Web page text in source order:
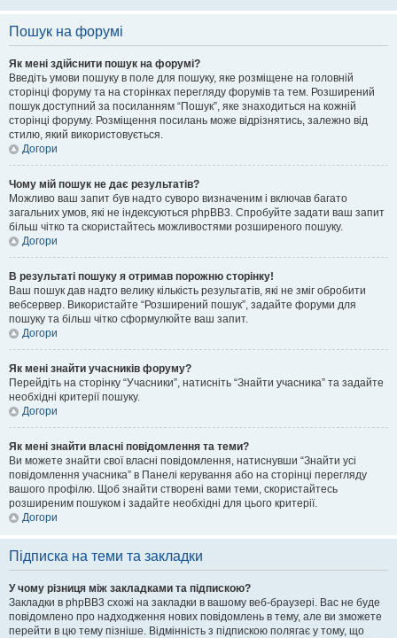
Пошук на форумі
Як мені здійснити пошук на форумі?
Введіть умови пошуку в поле для пошуку, яке розміщене на головній
сторінці форуму та на сторінках перегляду форумів та тем. Розширений
пошук доступний за посиланням “Пошук”, яке знаходиться на кожній
сторінці форуму. Розміщення посилань може відрізнятись, залежно від
стилю, який використовується.
Догори
Чому мій пошук не дає результатів?
Можливо ваш запит був надто суворо визначеним і включав багато
загальних умов, які не індексуються phpBB3. Спробуйте задати ваш запит
більш чітко та скористайтесь можливостями розширеного пошуку.
Догори
В результаті пошуку я отримав порожню сторінку!
Ваш пошук дав надто велику кількість результатів, які не зміг обробити
вебсервер. Використайте “Розширений пошук”, задайте форуми для
пошуку та більш чітко сформулюйте ваш запит.
Догори
Як мені знайти учасників форуму?
Перейдіть на сторінку “Учасники”, натисніть “Знайти учасника” та задайте
необхідні критерії пошуку.
Догори
Як мені знайти власні повідомлення та теми?
Ви можете знайти свої власні повідомлення, натиснувши “Знайти усі
повідомлення учасника” в Панелі керування або на сторінці перегляду
вашого профілю. Щоб знайти створені вами теми, скористайтесь
розширеним пошуком і задайте необхідні для цього критерії.
Догори
Підписка на теми та закладки
У чому різниця між закладками та підпискою?
Закладки в phpBB3 схожі на закладки в вашому веб-браузері. Вас не буде
повідомлено про надходження нових повідомлень в тему, але ви зможете
перейти в цю тему пізніше. Відмінність з підпискою полягає у тому, що